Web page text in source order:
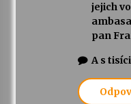
jejich
pan
A s